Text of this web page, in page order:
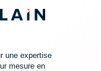
une expertise
mesure en